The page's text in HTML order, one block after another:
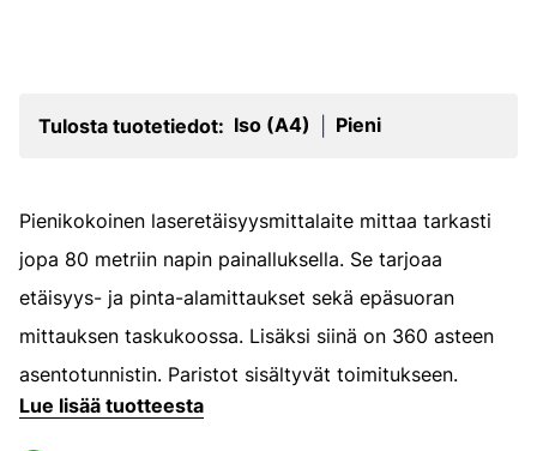
Tulosta tuotetiedot: Iso (A4) Pieni
Pienikokoinen laseretäisyysmittalaite mittaa tarkasti
jopa 80 metriin napin painalluksella. Se tarjoaa
etäisyys- ja pinta-alamittaukset sekä epäsuoran
mittauksen taskukoossa. Lisäksi siinä on 360 asteen
asentotunnistin. Paristot sisältyvät toimitukseen.
Lue lisää tuotteesta